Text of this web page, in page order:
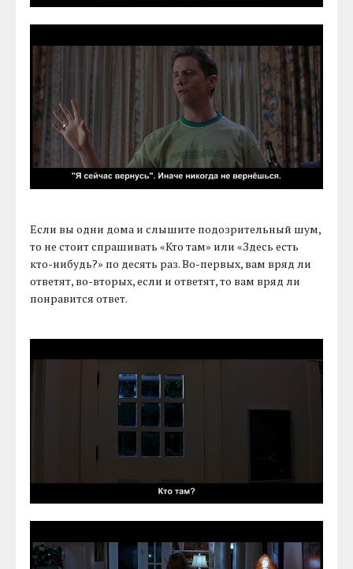
Если вы одни дома и слышите подозрительный шум,
то не стоит спрашивать «Кто там» или «Здесь есть
кто-нибудь?» по десять раз. Во-первых, вам вряд ли
ответят, во-вторых, если и ответят, то вам вряд ли
понравится ответ.